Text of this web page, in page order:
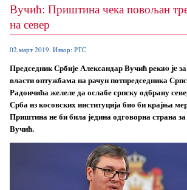
Вучић: Приштина чека повољан
на север
02.март 2019. Извор: РТС
Председник Србије Александар Вучић рекao je
власти оптужбама на рачун потпредседника
Радоичића желеле да ослабе српску одбрану
Срба из косовских институција био би крајња
Приштина не би била једина одговорна страна за
Вучић.